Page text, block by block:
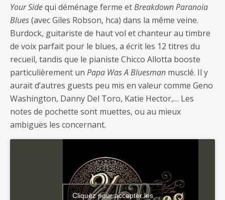
Your Sidequi déménage ferme etBreakdown Paranoia
Blues(avec Giles Robson, hca) dans la même veine.
Burdock, guitariste de haut vol et chanteur au timbre
de voix parfait pour le blues, a écrit les 12 titres du
recueil, tandis que le pianiste Chicco Allotta booste
particulièrement un Papa Was A Bluesman musclé. Il y
aurait d’autres guests peu mis en valeur comme Geno
Washington, Danny Del Toro, Katie Hector,… Les
notes de pochette sont muettes, ou au mieux
ambiguës les concernant.
Cliquez pour accepter les